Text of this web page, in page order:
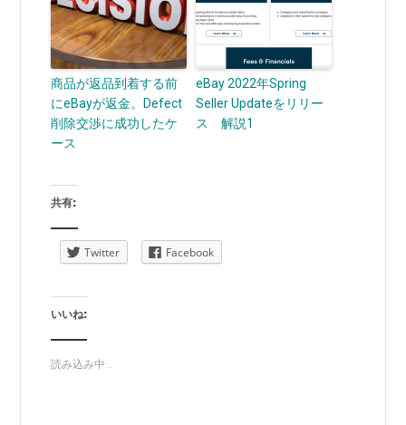
商品が返品到着する前
にeBayが返金。Defect
削除交渉に成功したケ
ース
eBay 2022年Spring
Seller Updateをリリー
ス 解説1
共有:
Twitter Facebook
いいね:
読み込み中...